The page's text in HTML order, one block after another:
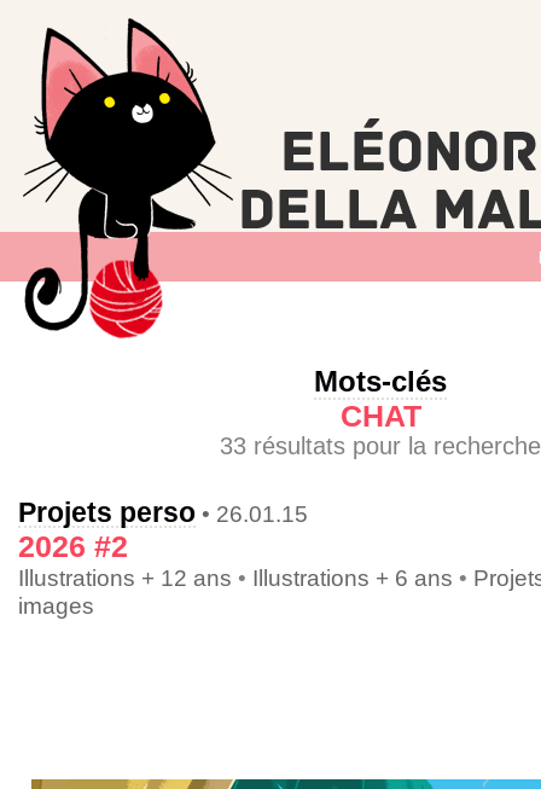
Mots-clés
CHAT
33 résultats pour la recherche
Projets perso • 26.01.15
2026 #2
Illustrations + 12 ans • Illustrations + 6 ans •
images